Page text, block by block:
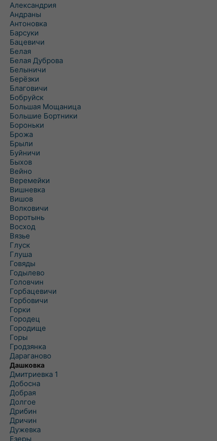
Александрия
Андраны
Антоновка
Барсуки
Бацевичи
Белая
Белая Дуброва
Белыничи
Берёзки
Благовичи
Бобруйск
Большая Мощаница
Большие Бортники
Бороньки
Брожа
Брыли
Буйничи
Быхов
Вейно
Веремейки
Вишневка
Вишов
Волковичи
Воротынь
Восход
Вязье
Глуск
Глуша
Говяды
Годылево
Головчин
Горбацевичи
Горбовичи
Горки
Городец
Городище
Горы
Гродзянка
Дараганово
Дашковка
Дмитриевка 1
Добосна
Добрая
Долгое
Дрибин
Дричин
Дужевка
Езеры